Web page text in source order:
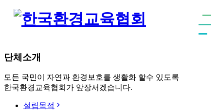
단체소개
모든 국민이 자연과 환경보호를 생활화 할수 있도록
한국환경교육협회가 앞장서겠습니다.
설립목적